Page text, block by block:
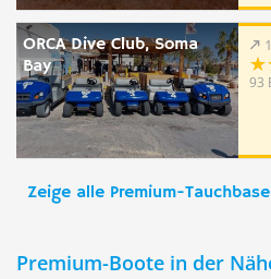
ORCA Dive Club, Soma
Bay
93
Zeige alle Premium-
Premium-Boote in der